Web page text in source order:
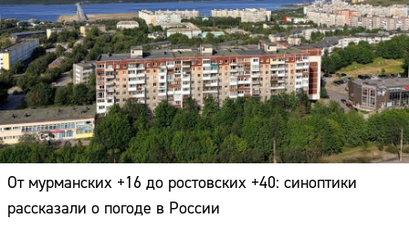
От мурманских +16 до ростовских +40: синоптики
рассказали о погоде в России
Адрес:
Телефон: